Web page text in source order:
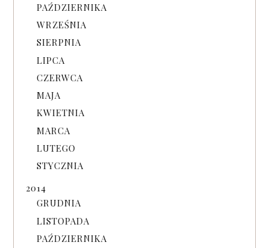
PAŹDZIERNIKA
WRZEŚNIA
SIERPNIA
LIPCA
CZERWCA
MAJA
KWIETNIA
MARCA
LUTEGO
STYCZNIA
2014
GRUDNIA
LISTOPADA
PAŹDZIERNIKA